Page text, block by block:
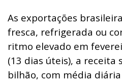
As exportações
fresca, refrigerada ou
ritmo elevado em
(13 dias úteis), a receita
bilhão, com média diária